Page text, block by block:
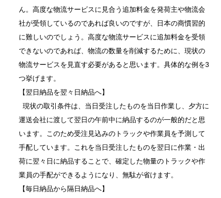
ん。高度な物流サービスに見合う追加料金を発荷主や物流会
社が受領しているのであれば良いのですが、日本の商慣習的
に難しいのでしょう。高度な物流サービスに追加料金を受領
できないのであれば、物流の数量を削減するために、現状の
物流サービスを見直す必要があると思います。具体的な例を3
つ挙げます。
【翌日納品を翌々日納品へ】
現状の取引条件は、当日受注したものを当日作業し、夕方に
運送会社に渡して翌日の午前中に納品するのが一般的だと思
います。このため受注見込みのトラックや作業員を予測して
手配しています。これを当日受注したものを翌日に作業・出
荷に翌々日に納品することで、確定した物量のトラックや作
業員の手配ができるようになり、無駄が省けます。
【毎日納品から隔日納品へ】